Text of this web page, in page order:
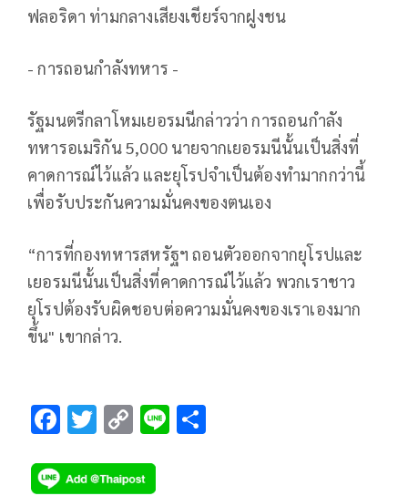
ฟลอริดา ท่ามกลางเสียงเชียร์จากฝูงชน
- การถอนกำลังทหาร -
รัฐมนตรีกลาโหมเยอรมนีกล่าวว่า การถอนกำลัง
ทหารอเมริกัน 5,000 นายจากเยอรมนีนั้นเป็นสิ่งที่
คาดการณ์ไว้แล้ว และยุโรปจำเป็นต้องทำมากกว่านี้
เพื่อรับประกันความมั่นคงของตนเอง
“การที่กองทหารสหรัฐฯ ถอนตัวออกจากยุโรปและ
เยอรมนีนั้นเป็นสิ่งที่คาดการณ์ไว้แล้ว พวกเราชาว
ยุโรปต้องรับผิดชอบต่อความมั่นคงของเราเองมาก
ขึ้น" เขากล่าว.
F
e
T
tt
C
p
Li